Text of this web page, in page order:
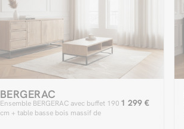
BERGERAC
Ensemble BERGERAC avec buffet 190
cm + table basse bois massif de
1 299 €